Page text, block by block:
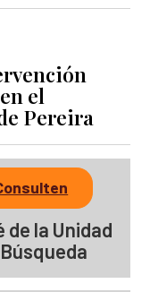
el
Pereira
de la Unidad